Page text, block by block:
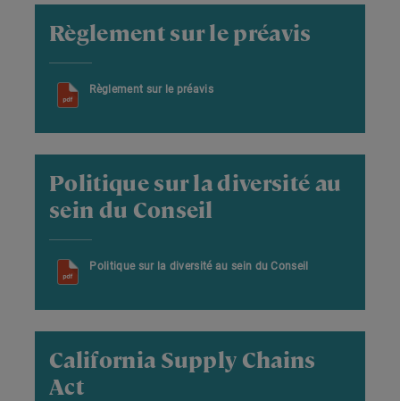
Règlement sur le préavis
Règlement sur le préavis
Politique sur la diversité au
sein du Conseil
Politique sur la diversité au sein du Conseil
California Supply Chains
Act